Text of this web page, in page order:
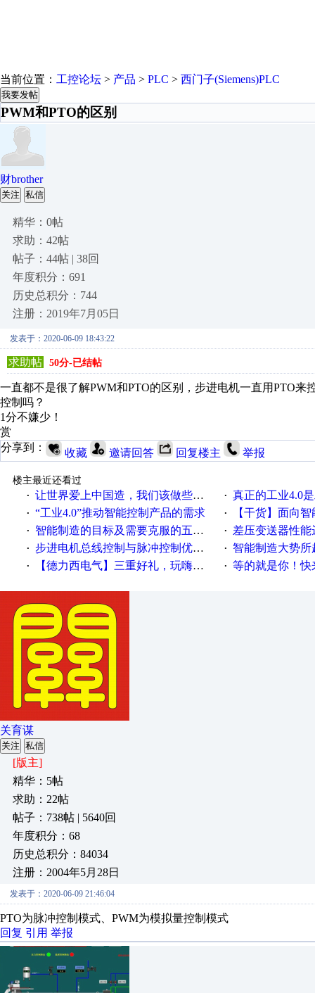
当前位置： 工控论坛 > 产品 > PLC > 西门子(Siemens)PLC
我要发帖
PWM和PTO的区别
财brother
关注 私信
精华：0帖
求助：42帖
帖子：44帖 | 38回
年度积分：691
历史总积分：744
注册：2019年7月05日
发表于：2020-06-09 18:43:22
求助帖 50分-已结帖
一直都不是很了解PWM和PTO的区别，步进电机一直用PTO
控制吗？
1分不嫌少！
赏
分享到：
收藏 邀请回答 回复楼主 举报
楼主最近还看过
· 让世界爱上中国造，我们该做些什么 · 真正的工业4.0
· “工业4.0”推动智能控制产品的需求 · 【干货】面向
· 智能制造的目标及需要克服的五个障碍 · 差压变送器性能达
· 步进电机总线控制与脉冲控制优缺点 · 智能制造大势所趋
· 【德力西电气】三重好礼，玩嗨夏日！ · 等的就是你！快来
关育谋
关注 私信
[版主]
精华：5帖
求助：22帖
帖子：738帖 | 5640回
年度积分：68
历史总积分：84034
注册：2004年5月28日
发表于：2020-06-09 21:46:04
PTO为脉冲控制模式、PWM为模拟量控制模式
回复 引用 举报